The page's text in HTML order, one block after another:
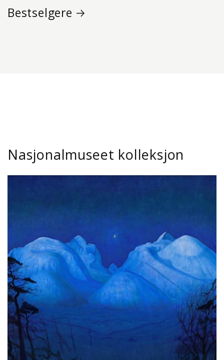
Bestselgere
Nasjonalmuseet kolleksjon